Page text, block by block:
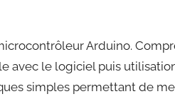
Arduino.
avec le logiciel puis
simples permettant de